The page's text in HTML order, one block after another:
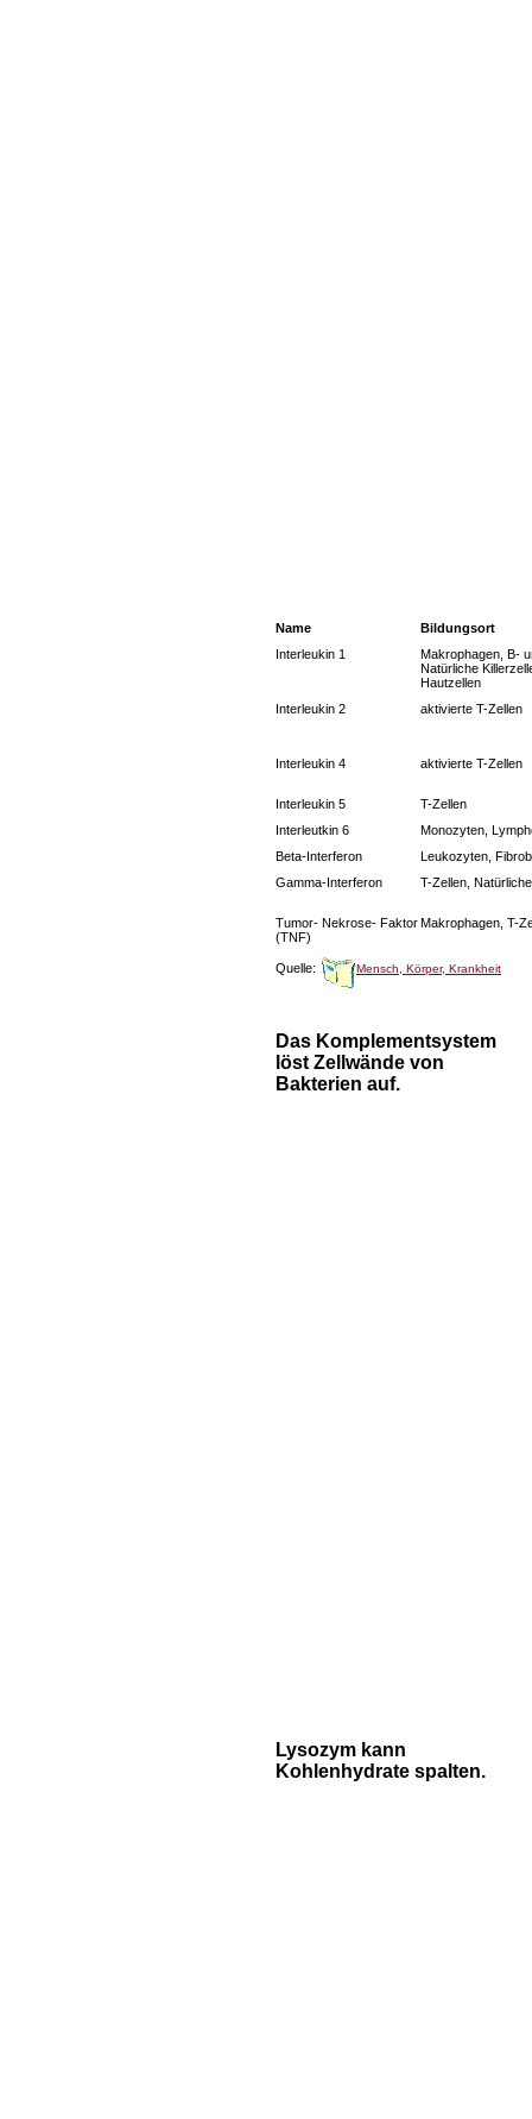
Name
Bildungsort
Interleukin 1
Makrophagen B-
Natürliche
Hautzellen
Interleukin 2
aktivierte T-Zellen
Interleukin 4 aktivierte T-Zellen
Interleukin 5
T-Zellen
Interleutkin 6
Monozyten,
Beta-Interferon
Leukozyten,
Gamma-Interferon
T-Zellen,
Tumor- Nekrose- Faktor
(TNF)
Makrophagen, T-
Quelle: Mensch, Körper, Krankheit
Das Komplementsystem
löst Zellwände von
Bakterien auf.
Lysozym kann
Kohlenhydrate spalten.